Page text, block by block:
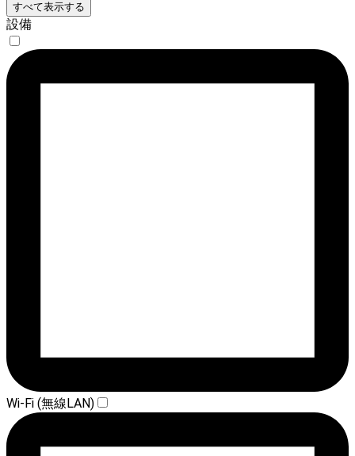
すべて表示する
設備
Wi-Fi (無線LAN)